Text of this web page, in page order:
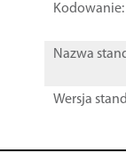
Kodowanie:
Nazwa
Wersja